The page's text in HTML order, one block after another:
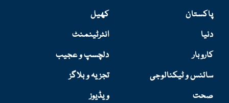
پاکستان
دنیا
کاروبار
سائنس و ٹیکنالوجی
صحت
کھیل
انٹرٹینمنٹ
دلچسپ و عجیب
تجزیہ و بلاگز
ویڈیوز